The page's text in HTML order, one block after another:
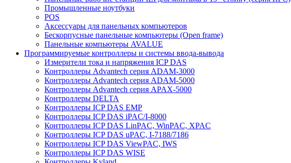
Промышленные ноутбуки
POS
Аксессуары для панельных компьютеров
Бескорпусные панельные компьютеры (Open frame)
Панельные компьютеры AVALUE
Программируемые контроллеры и системы ввода-вывода
Измерители тока и напряжения ICP DAS
Контроллеры Advantech серия ADAM-3000
Контроллеры Advantech серия ADAM-5000
Контроллеры Advantech серия APAX-5000
Контроллеры DELTA
Контроллеры ICP DAS EMP
Контроллеры ICP DAS iPAC/I-8000
Контроллеры ICP DAS LinPAC, WinPAC, XPAC
Контроллеры ICP DAS uPAC, I-7188/7186
Контроллеры ICP DAS ViewPAC, IWS
Контроллеры ICP DAS WISE